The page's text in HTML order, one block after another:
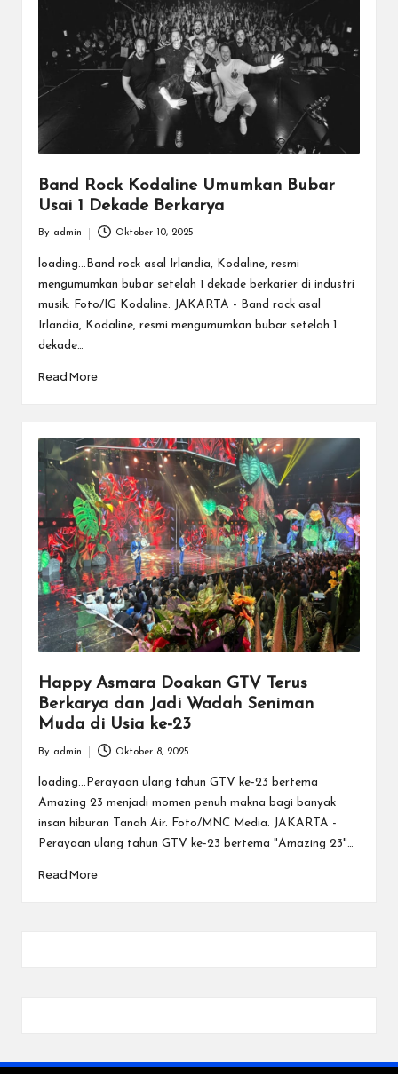
Band Rock Kodaline Umumkan Bubar
Usai 1 Dekade Berkarya
by
By admin Oktober 10, 2025
loading...Band rock asal Irlandia, Kodaline, resmi
mengumumkan bubar setelah 1 dekade berkarier di industri
musik. Foto/IG Kodaline. JAKARTA - Band rock asal
Irlandia, Kodaline, resmi mengumumkan bubar setelah 1
dekade…
Read More
Happy Asmara Doakan GTV Terus
Berkarya dan Jadi Wadah Seniman
Muda di Usia ke-23
by
By admin Oktober 8, 2025
loading...Perayaan ulang tahun GTV ke-23 bertema
Amazing 23 menjadi momen penuh makna bagi banyak
insan hiburan Tanah Air. Foto/MNC Media. JAKARTA -
Perayaan ulang tahun GTV ke-23 bertema "Amazing 23"…
Read More